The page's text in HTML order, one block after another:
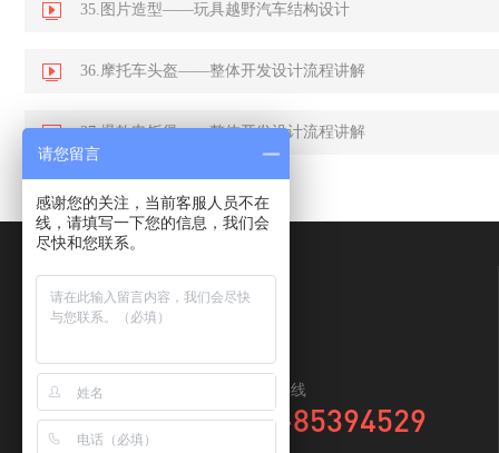
35.图片造型——玩具越野汽车结构设计
36.摩托车头盔——整体开发设计流程讲解
37.爆款电饭煲——整体开发设计流程讲解
全国咨询热线
0769-85394529
请您留言
感谢您的关注，当前客服人员不在
线，请填写一下您的信息，我们会
尽快和您联系。